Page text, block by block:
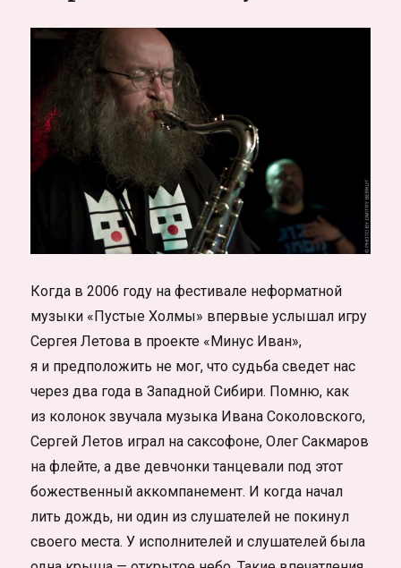
Когда в 2006 году на фестивале неформатной
музыки «Пустые Холмы» впервые услышал игру
Сергея Летова в проекте «Минус Иван»,
я и предположить не мог, что судьба сведет нас
через два года в Западной Сибири. Помню, как
из колонок звучала музыка Ивана Соколовского,
Сергей Летов играл на саксофоне, Олег Сакмаров
на флейте, а две девчонки танцевали под этот
божественный аккомпанемент. И когда начал
лить дождь, ни один из слушателей не покинул
своего места. У исполнителей и слушателей была